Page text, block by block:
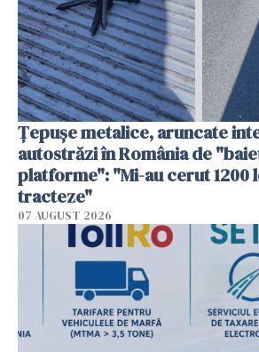
Țepușe metalice, aruncate
autostrăzi în România de
platforme": "Mi-au cerut 1200
tracteze"
07 AUGUST 2026